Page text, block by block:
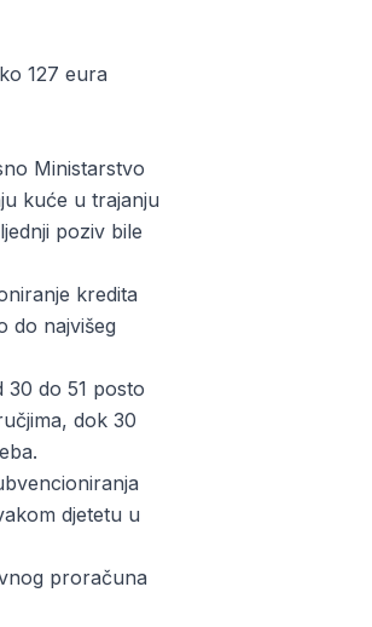
127 eura
Ministarstvo
kuće u trajanju
poziv bile
kredita
do najvišeg
30 do 51 posto
dok 30
djetetu u
proračuna